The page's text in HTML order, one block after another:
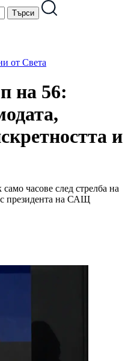
от Света
на 56:
и
часове след стрелба на
с президента на САЩ